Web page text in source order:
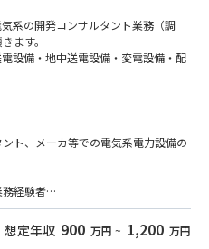
系の開発コンサルタント業務（調
ます。
設備・地中送電設備・変電設備・配
ト、メーカ等での電気系電力設備の
務経験者
監理経験者（民間資金可）
想定年収 900 万円 ~ 1,200 万円